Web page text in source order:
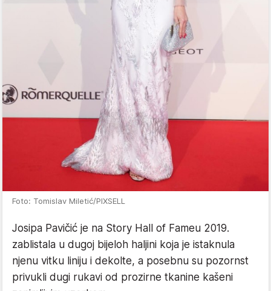
Foto: Tomislav Miletić/PIXSELL
Josipa Pavičić je na Story Hall of Fameu 2019.
zablistala u dugoj bijeloh haljini koja je istaknula
njenu vitku liniju i dekolte, a posebnu su pozornst
privukli dugi rukavi od prozirne tkanine kašeni